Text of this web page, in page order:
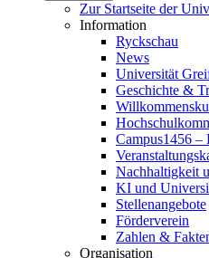
Zur Startseite der
Information
Ryckschau
News
Universität
Geschichte &
Campus1456 –
Nachhaltigkeit
KI und
Stellenangebote
Förderverein
Zahlen &
Organisation